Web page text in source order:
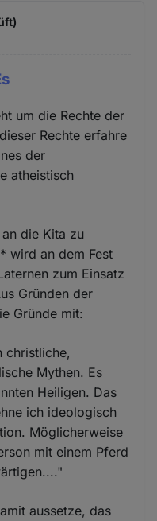
um die Rechte der
Rechte erfahre
der
atheistisch
die Kita zu
wird an dem Fest
zum Einsatz
Gründen der
Gründe mit:
christliche,
Mythen. Es
Heiligen. Das
ich ideologisch
Möglicherweise
mit einem Pferd
aussetze, das